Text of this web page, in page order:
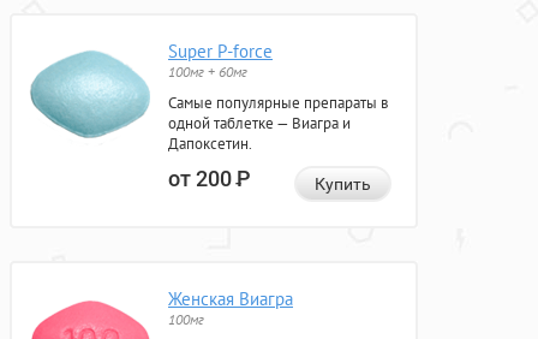
Super P-force
100мг + 60мг
Самые популярные препараты в
одной таблетке — Виагра и
Дапоксетин.
от 200Р Купить
Женская Виагра
100мг